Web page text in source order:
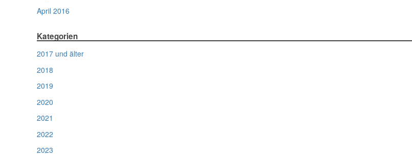
April 2016
Kategorien
2017 und älter
2018
2019
2020
2021
2022
2023